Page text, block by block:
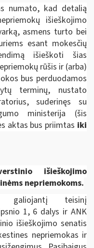
numato, kad detalią
išieškojimo
asmens turto bei
esant mokesčių
išieškoti šias
rūšis ir (arba)
bus perduodamos
terminų, nustato
suderinęs su
ministerija
(šis
aktas bus priimtas iki
išieškojimo
nepriemokoms.
teisinį
1, 6 dalys ir ANK
išieškojimo senatis
nepriemokas ir